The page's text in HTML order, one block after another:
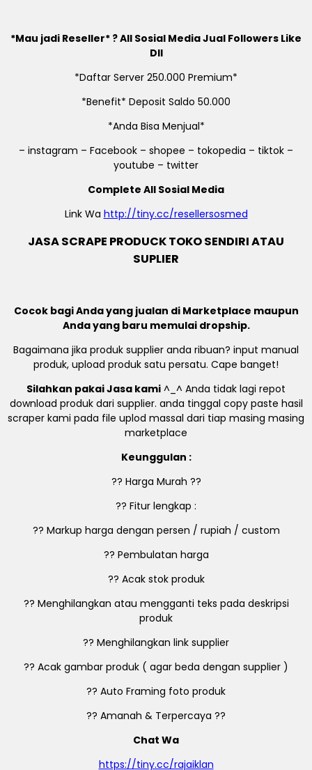
*Mau jadi Reseller* ? All Sosial Media Jual Followers Like
Dll
*Daftar Server 250.000 Premium*
*Benefit* Deposit Saldo 50.000
*Anda Bisa Menjual*
– instagram – Facebook – shopee – tokopedia – tiktok –
youtube – twitter
Complete All Sosial Media
Link Wa http://tiny.cc/resellersosmed
JASA SCRAPE PRODUCK TOKO SENDIRI ATAU
SUPLIER
Cocok bagi Anda yang jualan di Marketplace maupun
Anda yang baru memulai dropship.
Bagaimana jika produk supplier anda ribuan? input manual
produk, upload produk satu persatu. Cape banget!
Silahkan pakai Jasa kami ^_^ Anda tidak lagi repot
download produk dari supplier. anda tinggal copy paste hasil
scraper kami pada file uplod massal dari tiap masing masing
marketplace
Keunggulan :
?? Harga Murah ??
?? Fitur lengkap :
?? Markup harga dengan persen / rupiah / custom
?? Pembulatan harga
?? Acak stok produk
?? Menghilangkan atau mengganti teks pada deskripsi
produk
?? Menghilangkan link supplier
?? Acak gambar produk ( agar beda dengan supplier )
?? Auto Framing foto produk
?? Amanah & Terpercaya ??
Chat Wa
https://tiny.cc/rajaiklan